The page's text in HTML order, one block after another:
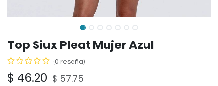
Top Siux Pleat Mujer Azul
(0 reseña)
$ 46.20 $57.75